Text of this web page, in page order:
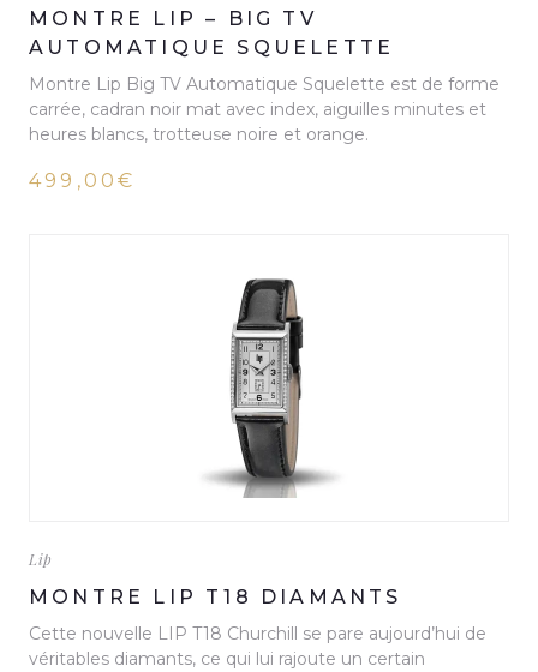
MONTRE LIP – BIG TV
AUTOMATIQUE SQUELETTE
Montre Lip Big TV Automatique Squelette est de forme
carrée, cadran noir mat avec index, aiguilles minutes et
heures blancs, trotteuse noire et orange.
499,00€
Lip
MONTRE LIP T18 DIAMANTS
Cette nouvelle LIP T18 Churchill se pare aujourd’hui de
véritables diamants, ce qui lui rajoute un certain